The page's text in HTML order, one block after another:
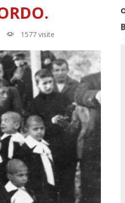
1577 visite